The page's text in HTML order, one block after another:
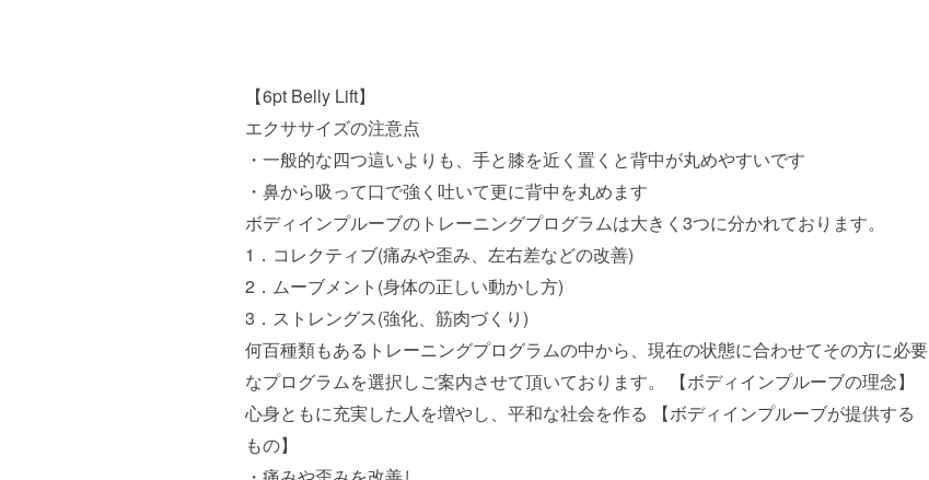
【6pt Belly Lift】
エクササイズの注意点
・一般的な四つ這いよりも、手と膝を近く置くと背中が丸めやすいです
・鼻から吸って口で強く吐いて更に背中を丸めます
ボディインプルーブのトレーニングプログラムは大きく3つに分かれております。
1．コレクティブ(痛みや歪み、左右差などの改善)
2．ムーブメント(身体の正しい動かし方)
3．ストレングス(強化、筋肉づくり)
何百種類もあるトレーニングプログラムの中から、現在の状態に合わせてその方に必要
なプログラムを選択しご案内させて頂いております。 【ボディインプルーブの理念】
心身ともに充実した人を増やし、平和な社会を作る 【ボディインプルーブが提供する
もの】